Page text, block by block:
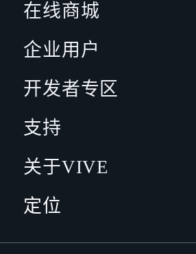
在线商城
企业用户
开发者专区
支持
关于VIVE
定位